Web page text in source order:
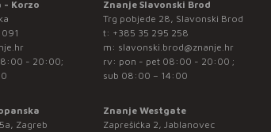
- Korzo
- 20:00;
Znanje Slavonski Brod
Trg pobjede 28, Slavonski Brod
t: +385 35 295 258
m: slavonski.brod@znanje.hr
rv: pon - pet 08:00 - 20:00 ;
sub 08:00 – 14:00
Zagreb
Znanje Westgate
Zaprešićka 2, Jablanovec